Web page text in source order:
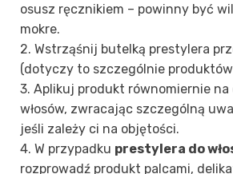
osusz ręcznikiem – powinny być
mokre.
2. Wstrząśnij butelką prestylera
(dotyczy to szczególnie
3. Aplikuj produkt równomiernie na
włosów, zwracając szczególną
jeśli zależy ci na objętości.
4. W przypadku prestylera do
rozprowadź produkt palcami,